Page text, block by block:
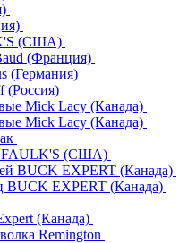
(США)
(Франция)
(Германия)
(Россия)
Mick Lacy (Канада)
Mick Lacy (Канада)
(США)
BUCK EXPERT (Канада)
BUCK EXPERT (Канада)
(Канада)
Remington